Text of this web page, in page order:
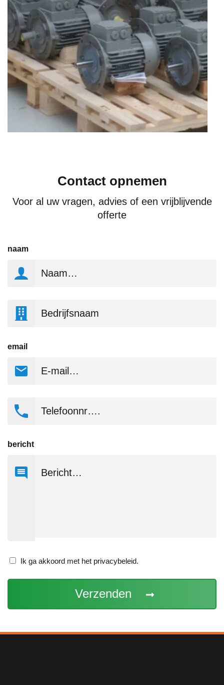
Contact opnemen
Voor al uw vragen, advies of een vrijblijvende
offerte
naam
Bedrijfsnaam
email
Telefoonnr….
bericht
Ik
Ik ga akkoord met het privacybeleid.